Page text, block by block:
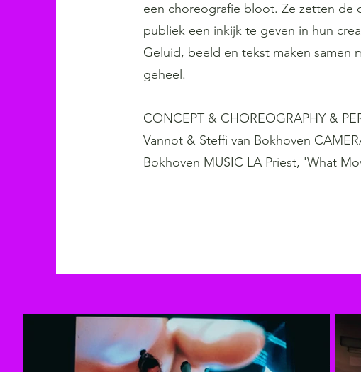
een choreografie bloot. Ze zetten de
publiek een inkijk te geven in hun
Geluid, beeld en tekst maken samen
geheel.
CONCEPT & CHOREOGRAPHY &
Vannot & Steffi van Bokhoven
Bokhoven MUSIC LA Priest, 'What